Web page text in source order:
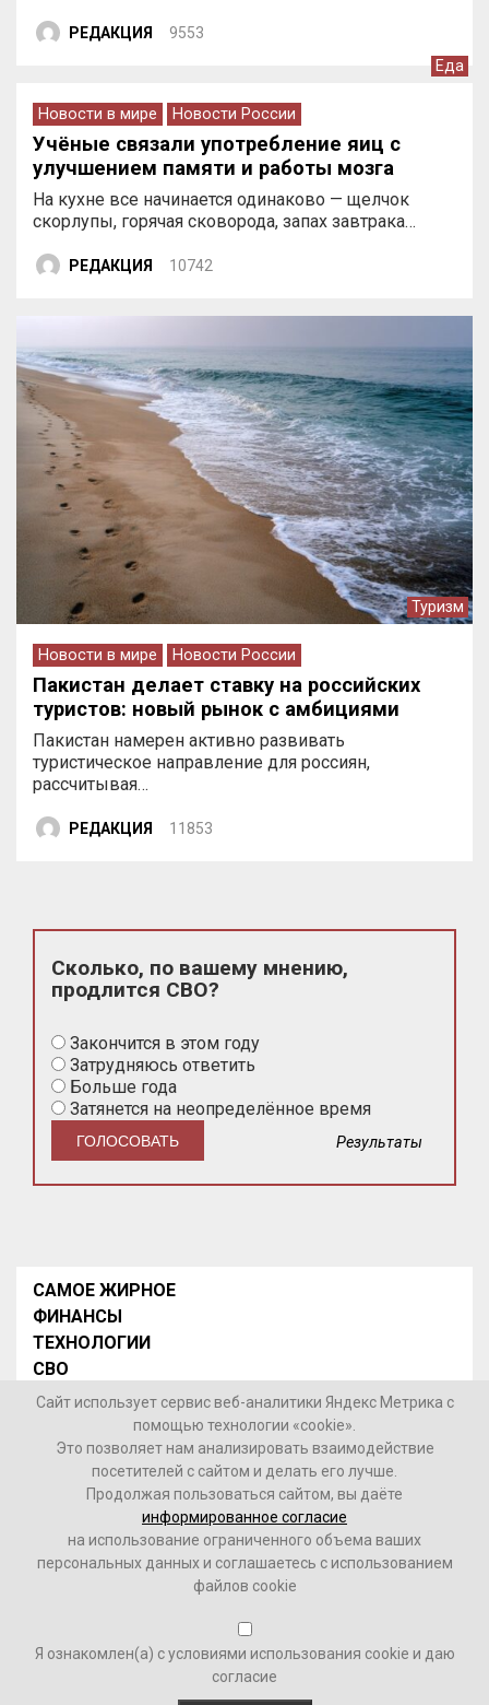
РЕДАКЦИЯ 9553
Еда
Новости в мире Новости России
Учёные связали употребление яиц с
улучшением памяти и работы мозга
На кухне все начинается одинаково — щелчок
скорлупы, горячая сковорода, запах завтрака…
РЕДАКЦИЯ 10742
Туризм
Новости в мире Новости России
Пакистан делает ставку на российских
туристов: новый рынок с амбициями
Пакистан намерен активно развивать
туристическое направление для россиян,
рассчитывая…
РЕДАКЦИЯ 11853
Сколько, по вашему мнению,
продлится СВО?
Закончится в этом году
Затрудняюсь ответить
Больше года
Затянется на неопределённое время
Результаты
САМОЕ ЖИРНОЕ
ФИНАНСЫ
ТЕХНОЛОГИИ
СВО
НОВОСТИ В МИРЕ
НОВОСТИ РОССИИ
Контакты
© 2026 Интернет-газета «МедиаЖир» -Согласие
пользователя на обработку данных
16+
Зарегистрировано Федеральной службой по надзору в
сфере связи, информационных технологий и массовых
коммуникаций (Роскомнадзор). Реестровый номер ФС
Сайт использует сервис веб-аналитики Яндекс Метрика с
помощью технологии «cookie».
Это позволяет нам анализировать взаимодействие
посетителей с сайтом и делать его лучше.
Продолжая пользоваться сайтом, вы даёте
информированное согласие
на использование ограниченного объема ваших
персональных данных и соглашаетесь с использованием
файлов cookie
Я ознакомлен(а) с условиями использования cookie и даю
согласие